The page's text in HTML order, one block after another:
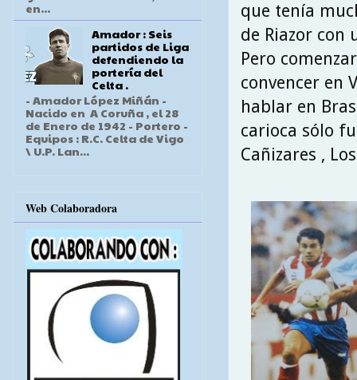
que tenía
de Riazor con
Pero
convencer en
hablar en
carioca sólo
Cañizares ,
en...
Amador : Seis
partidos de Liga
defendiendo la
portería del
Celta .
- Amador López Miñán -
Nacido en A Coruña , el 28
de Enero de 1942 - Portero -
Equipos : R.C. Celta de Vigo
\ U.P. Lan...
Web Colaboradora